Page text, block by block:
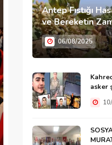
Antep Fıstığı
ve Bereketin
06/08/2025
asker